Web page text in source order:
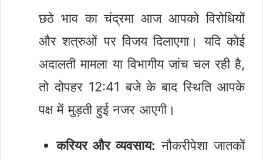
छठे भाव का चंद्रमा आज आपको विरोधियों
और शत्रुओं पर विजय दिलाएगा। यदि कोई
अदालती मामला या विभागीय जांच चल रही है,
तो दोपहर 12:41 बजे के बाद स्थिति आपके
पक्ष में मुड़ती हुई नजर आएगी।
करियर और व्यवसाय: नौकरीपेशा जातकों